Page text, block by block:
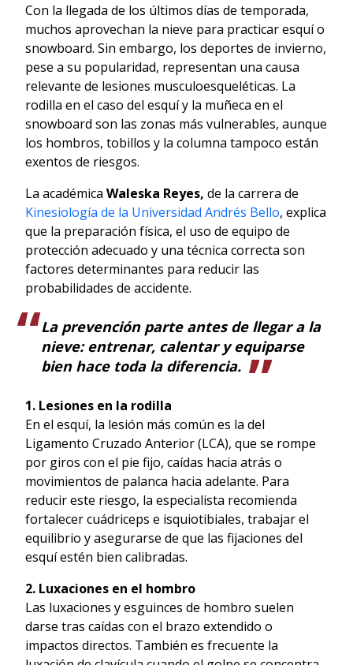
Con la llegada de los últimos días de temporada,
muchos aprovechan la nieve para practicar esquí o
snowboard. Sin embargo, los deportes de invierno,
pese a su popularidad, representan una causa
relevante de lesiones musculoesqueléticas. La
rodilla en el caso del esquí y la muñeca en el
snowboard son las zonas más vulnerables, aunque
los hombros, tobillos y la columna tampoco están
exentos de riesgos.
La académica Waleska Reyes, de la carrera de
Kinesiología de la Universidad Andrés Bello, explica
que la preparación física, el uso de equipo de
protección adecuado y una técnica correcta son
factores determinantes para reducir las
probabilidades de accidente.
La prevención parte antes de llegar a la
nieve: entrenar, calentar y equiparse
bien hace toda la diferencia.
1. Lesiones en la rodilla
En el esquí, la lesión más común es la del
Ligamento Cruzado Anterior (LCA), que se rompe
por giros con el pie fijo, caídas hacia atrás o
movimientos de palanca hacia adelante. Para
reducir este riesgo, la especialista recomienda
fortalecer cuádriceps e isquiotibiales, trabajar el
equilibrio y asegurarse de que las fijaciones del
esquí estén bien calibradas.
2. Luxaciones en el hombro
Las luxaciones y esguinces de hombro suelen
darse tras caídas con el brazo extendido o
impactos directos. También es frecuente la